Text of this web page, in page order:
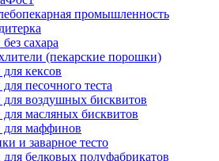
промышленность
сахара
(пекарские порошки)
кексов
песочного теста
воздушных бисквитов
масляных бисквитов
для маффинов
и заварное тесто
для белковых полуфабрикатов